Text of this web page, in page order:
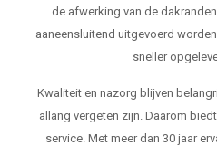
de afwerking van de
aaneensluitend uitgevoerd
sneller
Kwaliteit en nazorg blijven
allang vergeten zijn. Daarom
service. Met meer dan 30 jaar